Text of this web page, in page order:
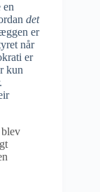
en
det
er
når
er
kun